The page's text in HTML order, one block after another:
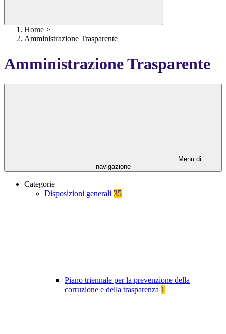
Home >
Amministrazione Trasparente
Amministrazione Trasparente
Menu di
navigazione
Categorie
Disposizioni generali 35
Piano triennale per la prevenzione della
corruzione e della trasparenza 1